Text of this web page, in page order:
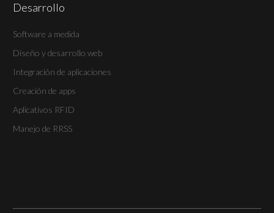
Desarrollo
Software a medida
Diseño y desarrollo web
Integración de aplicaciones
Creación de apps
Aplicativos RFID
Manejo de RRSS